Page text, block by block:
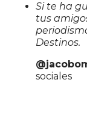
Si te ha
tus
Destinos.
sociales